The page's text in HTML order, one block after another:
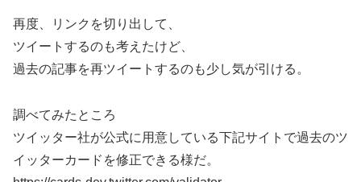
再度、リンクを切り出して、
ツイートするのも考えたけど、
過去の記事を再ツイートするのも少し気が引ける。
調べてみたところ
ツイッター社が公式に用意している下記サイトで過去のツ
イッターカードを修正できる様だ。